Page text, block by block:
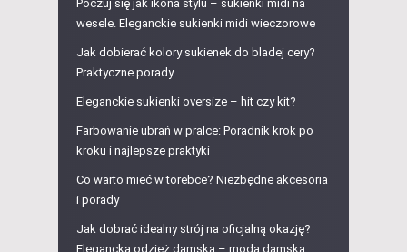
Poczuj się jak ikona stylu – sukienki midi na
wesele. Eleganckie sukienki midi wieczorowe
Jak dobierać kolory sukienek do bladej cery?
Praktyczne porady
Eleganckie sukienki oversize – hit czy kit?
Farbowanie ubrań w pralce: Poradnik krok po
kroku i najlepsze praktyki
Co warto mieć w torebce? Niezbędne akcesoria
i porady
Jak dobrać idealny strój na oficjalną okazję?
Elegancka odzież damska – moda damska: